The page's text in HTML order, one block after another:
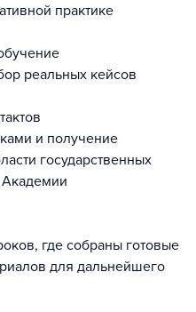
практике
реальных кейсов
и получение
государственных
Академии
где собраны готовые
для дальнейшего